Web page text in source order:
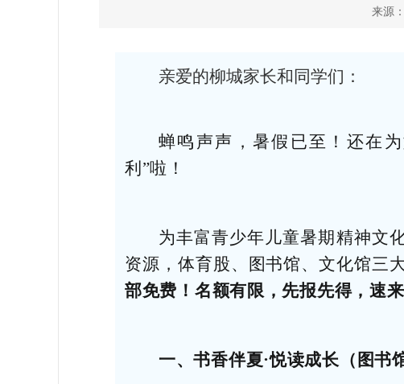
来源
亲爱的柳城家长和同学们：
蝉鸣声声，暑假已至！还在
利”啦！
为丰富青少年儿童暑期精神文
资源，体育股、图书馆、文化馆三
部免费！名额有限，先报先得，速来
一、书香伴夏·悦读成长（图书